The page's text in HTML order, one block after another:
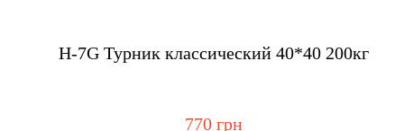
H-7G Турник классический 40*40 200кг
770 грн